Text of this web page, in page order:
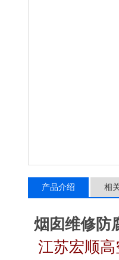
产品介绍 相
烟囱维修防
江苏宏顺